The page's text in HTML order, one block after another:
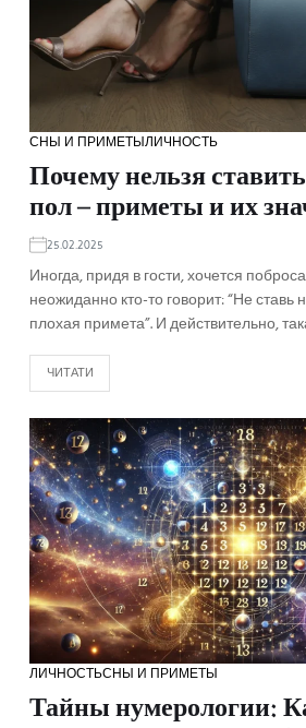
СНЫ И ПРИМЕТЫ ЛИЧНОСТЬ
Почему нельзя
пол – приметы и их
25.02.2025
Иногда, придя в гости, хочется
неожиданно кто-то говорит: “Не ставь
плохая примета”. И действительно,
ЧИТАТИ
ЛИЧНОСТЬСНЫ И ПРИМЕТЫ
Тайны нумерологии: